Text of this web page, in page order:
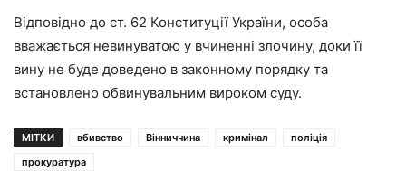
Відповідно до ст. 62 Конституції України, особа
вважається невинуватою у вчиненні злочину, доки її
вину не буде доведено в законному порядку та
встановлено обвинувальним вироком суду.
МІТКИ вбивство Вінниччина кримінал
поліція
прокуратура